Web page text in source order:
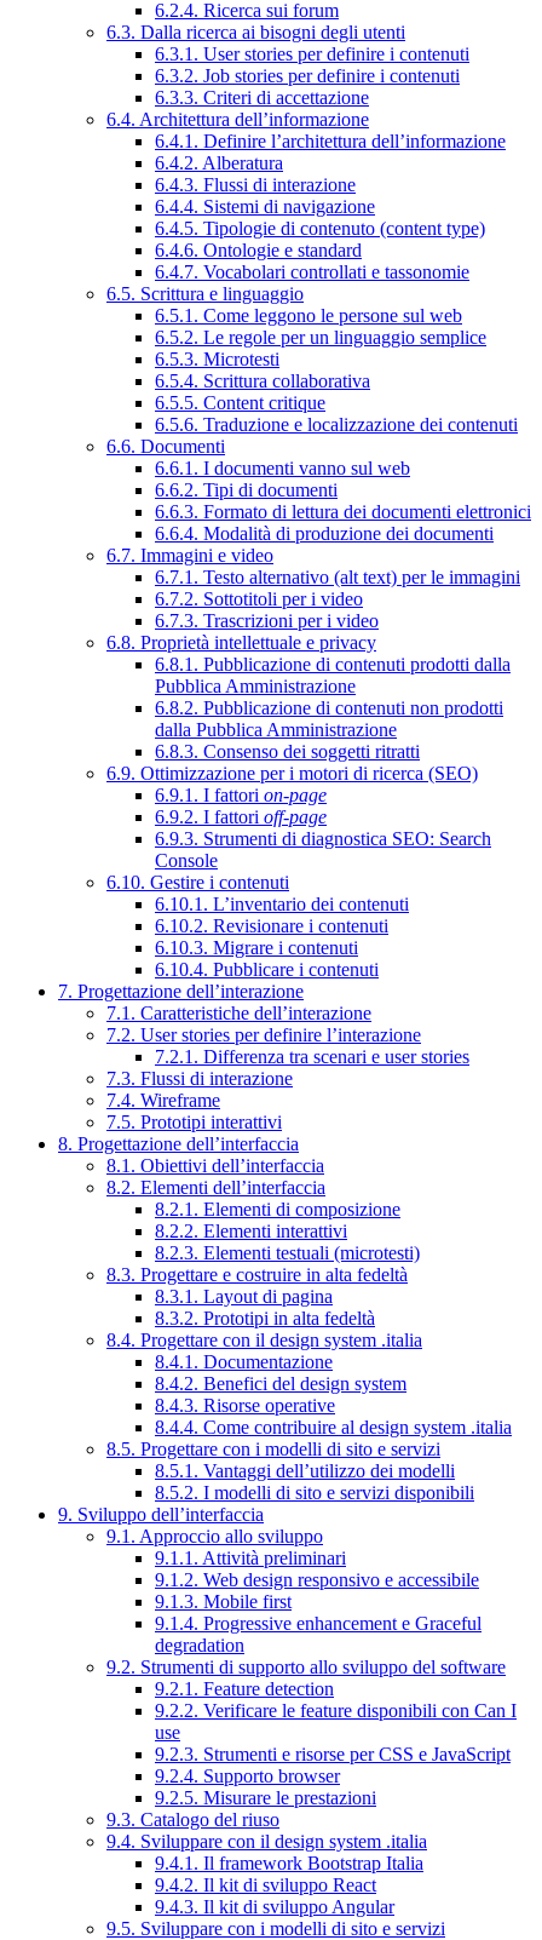
6.2.4. Ricerca sui forum
6.3. Dalla ricerca ai bisogni degli utenti
6.3.1. User stories per definire i contenuti
6.3.2. Job stories per definire i contenuti
6.3.3. Criteri di accettazione
6.4. Architettura dell’informazione
6.4.1. Definire l’architettura dell’informazione
6.4.2. Alberatura
6.4.3. Flussi di interazione
6.4.4. Sistemi di navigazione
6.4.5. Tipologie di contenuto (content type)
6.4.6. Ontologie e standard
6.4.7. Vocabolari controllati e tassonomie
6.5. Scrittura e linguaggio
6.5.1. Come leggono le persone sul web
6.5.2. Le regole per un linguaggio semplice
6.5.3. Microtesti
6.5.4. Scrittura collaborativa
6.5.5. Content critique
6.5.6. Traduzione e localizzazione dei contenuti
6.6. Documenti
6.6.1. I documenti vanno sul web
6.6.2. Tipi di documenti
6.6.3. Formato di lettura dei documenti elettronici
6.6.4. Modalità di produzione dei documenti
6.7. Immagini e video
6.7.1. Testo alternativo (alt text) per le immagini
6.7.2. Sottotitoli per i video
6.7.3. Trascrizioni per i video
6.8. Proprietà intellettuale e privacy
6.8.1. Pubblicazione di contenuti prodotti dalla
Pubblica Amministrazione
6.8.2. Pubblicazione di contenuti non prodotti
dalla Pubblica Amministrazione
6.8.3. Consenso dei soggetti ritratti
6.9. Ottimizzazione per i motori di ricerca (SEO)
6.9.1. I fattori on-page
6.9.2. I fattori off-page
6.9.3. Strumenti di diagnostica SEO: Search
Console
6.10. Gestire i contenuti
6.10.1. L’inventario dei contenuti
6.10.2. Revisionare i contenuti
6.10.3. Migrare i contenuti
6.10.4. Pubblicare i contenuti
7. Progettazione dell’interazione
7.1. Caratteristiche dell’interazione
7.2. User stories per definire l’interazione
7.2.1. Differenza tra scenari e user stories
7.3. Flussi di interazione
7.4. Wireframe
7.5. Prototipi interattivi
8. Progettazione dell’interfaccia
8.1. Obiettivi dell’interfaccia
8.2. Elementi dell’interfaccia
8.2.1. Elementi di composizione
8.2.2. Elementi interattivi
8.2.3. Elementi testuali (microtesti)
8.3. Progettare e costruire in alta fedeltà
8.3.1. Layout di pagina
8.3.2. Prototipi in alta fedeltà
8.4. Progettare con il design system .italia
8.4.1. Documentazione
8.4.2. Benefici del design system
8.4.3. Risorse operative
8.4.4. Come contribuire al design system .italia
8.5. Progettare con i modelli di sito e servizi
8.5.1. Vantaggi dell’utilizzo dei modelli
8.5.2. I modelli di sito e servizi disponibili
9. Sviluppo dell’interfaccia
9.1. Approccio allo sviluppo
9.1.1. Attività preliminari
9.1.2. Web design responsivo e accessibile
9.1.3. Mobile first
9.1.4. Progressive enhancement e Graceful
degradation
9.2. Strumenti di supporto allo sviluppo del software
9.2.1. Feature detection
9.2.2. Verificare le feature disponibili con Can I
use
9.2.3. Strumenti e risorse per CSS e JavaScript
9.2.4. Supporto browser
9.2.5. Misurare le prestazioni
9.3. Catalogo del riuso
9.4. Sviluppare con il design system .italia
9.4.1. Il framework Bootstrap Italia
9.4.2. Il kit di sviluppo React
9.4.3. Il kit di sviluppo Angular
9.5. Sviluppare con i modelli di sito e servizi